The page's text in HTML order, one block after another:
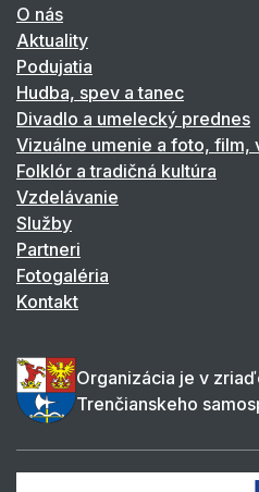
O nás
Aktuality
Podujatia
Hudba, spev a tanec
Divadlo a umelecký prednes
Vizuálne umenie a foto, film,
Folklór a tradičná kultúra
Vzdelávanie
Služby
Partneri
Fotogaléria
Kontakt
Organizácia je v
Trenčianskeho